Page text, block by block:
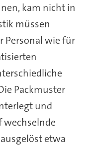
kam nicht in
müssen
Personal wie für
Packmuster
und
wechselnde
etwa